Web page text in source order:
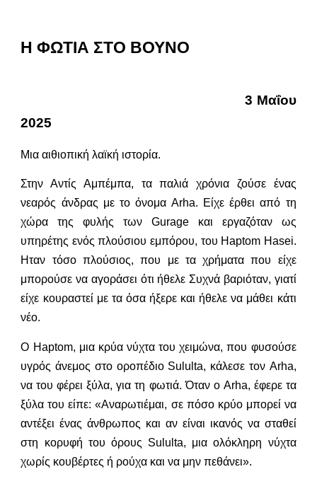
Η ΦΩΤΙΑ ΣΤΟ ΒΟΥΝΟ
3 Μαΐου
2025
Μια αιθιοπική λαϊκή ιστορία.
Στην Αντίς Αμπέμπα, τα παλιά χρόνια ζούσε ένας
νεαρός άνδρας με το όνομα Arha. Είχε έρθει από τη
χώρα της φυλής των Gurage και εργαζόταν ως
υπηρέτης ενός πλούσιου εμπόρου, του Haptom Hasei.
Ηταν τόσο πλούσιος, που με τα χρήματα που είχε
μπορούσε να αγοράσει ότι ήθελε Συχνά βαριόταν, γιατί
είχε κουραστεί με τα όσα ήξερε και ήθελε να μάθει κάτι
νέο.
Ο Haptom, μια κρύα νύχτα του χειμώνα, που φυσούσε
υγρός άνεμος στο οροπέδιο Sululta, κάλεσε τον Arha,
να του φέρει ξύλα, για τη φωτιά. Όταν ο Arha, έφερε τα
ξύλα του είπε: «Αναρωτιέμαι, σε πόσο κρύο μπορεί να
αντέξει ένας άνθρωπος και αν είναι ικανός να σταθεί
στη κορυφή του όρους Sululta, μια ολόκληρη νύχτα
χωρίς κουβέρτες ή ρούχα και να μην πεθάνει».